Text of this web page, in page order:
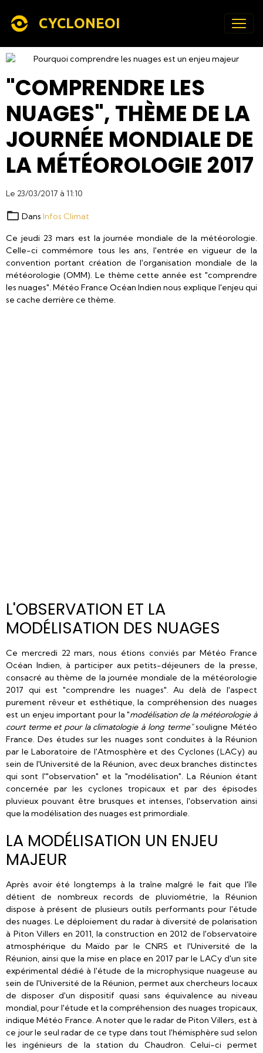
CYCLONEOI
"COMPRENDRE LES
NUAGES", THÈME DE LA
JOURNÉE MONDIALE DE
LA MÉTÉOROLOGIE 2017
Le 23/03/2017 à 11:10
Dans Infos Climat
Ce jeudi 23 mars est la journée mondiale de la météorologie.
Celle-ci commémore tous les ans, l'entrée en vigueur de la
convention portant création de l'organisation mondiale de la
météorologie (OMM). Le thème cette année est "comprendre
les nuages". Météo France Océan Indien nous explique l'enjeu qui
se cache derrière ce thème.
L'OBSERVATION ET LA
MODÉLISATION DES NUAGES
Ce mercredi 22 mars, nous étions conviés par Météo France
Océan Indien, à participer aux petits-déjeuners de la presse,
consacré au thème de la journée mondiale de la météorologie
2017 qui est "comprendre les nuages". Au delà de l'aspect
purement rêveur et esthétique, la compréhension des nuages
est un enjeu important pour la "modélisation de la météorologie à
court terme et pour la climatologie à long terme"souligne Météo
France. Des études sur les nuages sont conduites à la Réunion
par le Laboratoire de l'Atmosphère et des Cyclones (LACy) au
sein de l'Université de la Réunion, avec deux branches distinctes
qui sont l'"observation" et la "modélisation". La Réunion étant
concernée par les cyclones tropicaux et par des épisodes
pluvieux pouvant être brusques et intenses, l'observation ainsi
que la modélisation des nuages est primordiale.
LA MODÉLISATION UN ENJEU
MAJEUR
Après avoir été longtemps à la traîne malgré le fait que l'île
détient de nombreux records de pluviométrie, la Réunion
dispose à présent de plusieurs outils performants pour l'étude
des nuages. Le déploiement du radar à diversité de polarisation
à Piton Villers en 2011, la construction en 2012 de l'observatoire
atmosphérique du Maïdo par le CNRS et l'Université de la
Réunion, ainsi que la mise en place en 2017 par le LACy d'un site
expérimental dédié à l'étude de la microphysique nuageuse au
sein de l'Université de la Réunion, permet aux chercheurs locaux
de disposer d'un dispositif quasi sans équivalence au niveau
mondial, pour l'étude et la compréhension des nuages tropicaux,
indique Météo France. A noter que le radar de Piton Villers, est à
ce jour le seul radar de ce type dans tout l'hémisphère sud selon
les ingénieurs de la station du Chaudron. Celui-ci permet